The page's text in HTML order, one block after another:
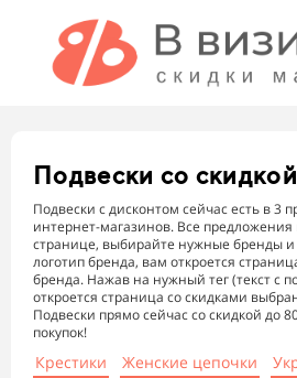
Подвески со
Подвески с дисконтом сейчас есть в 3
интернет-магазинов. Все предложения
странице, выбирайте нужные бренды
логотип бренда, вам откроется
бренда. Нажав на нужный тег (текст с
откроется страница со скидками
Подвески прямо сейчас со скидкой до
покупок!
Крестики Женские цепочки